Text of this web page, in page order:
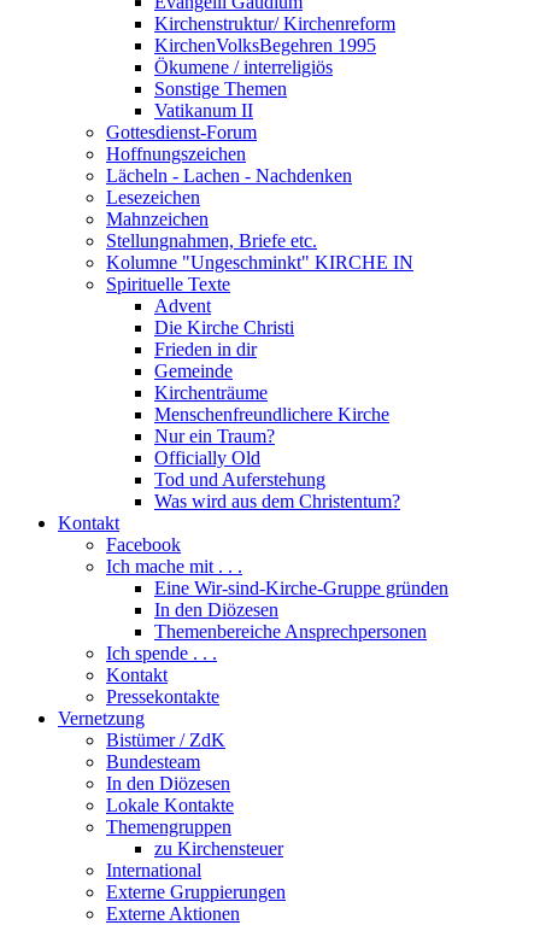
Kirchenstruktur/ Kirchenreform
KirchenVolksBegehren 1995
Ökumene / interreligiös
Sonstige Themen
Vatikanum II
Gottesdienst-Forum
Hoffnungszeichen
Lächeln - Lachen - Nachdenken
Lesezeichen
Mahnzeichen
Stellungnahmen, Briefe etc.
Kolumne "Ungeschminkt" KIRCHE IN
Spirituelle Texte
Advent
Die Kirche Christi
Frieden in dir
Gemeinde
Kirchenträume
Menschenfreundlichere Kirche
Nur ein Traum?
Officially Old
Tod und Auferstehung
Was wird aus dem Christentum?
Kontakt
Facebook
Ich mache mit . . .
Eine Wir-sind-Kirche-Gruppe gründen
In den Diözesen
Themenbereiche Ansprechpersonen
Ich spende . . .
Kontakt
Pressekontakte
Vernetzung
Bistümer / ZdK
Bundesteam
In den Diözesen
Lokale Kontakte
Themengruppen
zu Kirchensteuer
International
Externe Gruppierungen
Externe Aktionen